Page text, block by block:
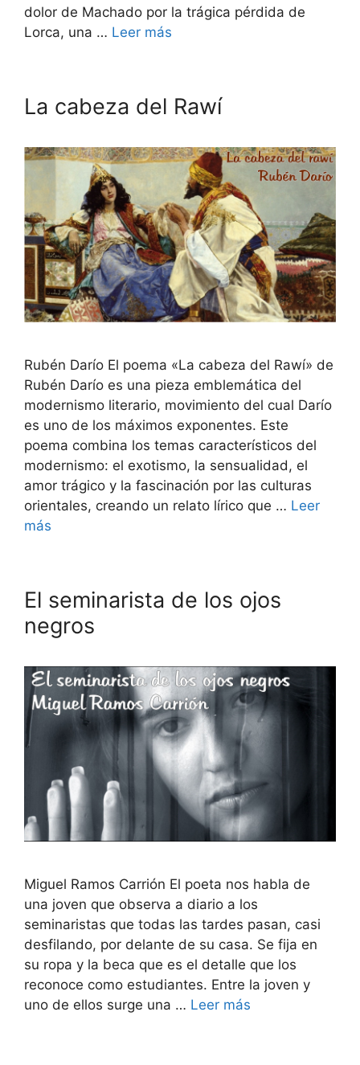
dolor de Machado por la trágica pérdida de
Lorca, una … Leer más
La cabeza del Rawí
Rubén Darío El poema «La cabeza del Rawí» de
Rubén Darío es una pieza emblemática del
modernismo literario, movimiento del cual Darío
es uno de los máximos exponentes. Este
poema combina los temas característicos del
modernismo: el exotismo, la sensualidad, el
amor trágico y la fascinación por las culturas
orientales, creando un relato lírico que … Leer
más
El seminarista de los ojos
negros
Miguel Ramos Carrión El poeta nos habla de
una joven que observa a diario a los
seminaristas que todas las tardes pasan, casi
desfilando, por delante de su casa. Se fija en
su ropa y la beca que es el detalle que los
reconoce como estudiantes. Entre la joven y
uno de ellos surge una … Leer más